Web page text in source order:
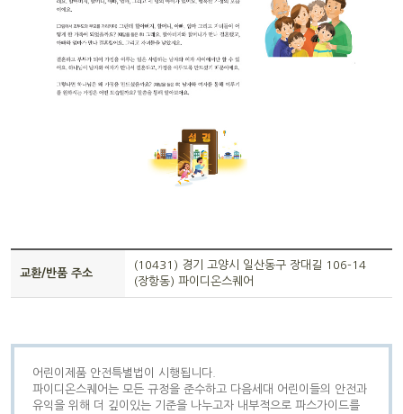
교환/반품 주소
(10431) 경기 고양시 일산동구 장대길 106-14
(장항동) 파이디온스퀘어
어린이제품 안전특별법이 시행됩니다.
파이디온스퀘어는 모든 규정을 준수하고 다음세대 어린이들의 안전과
유익을 위해 더 깊이있는 기준을 나누고자 내부적으로 파스가이드를